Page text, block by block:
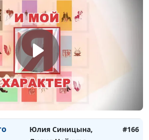
консультант
Юлия Синицына, Лидия
Нейкурс, семейный
консультант
Юлия Синицына, Лидия
Нейкурс, семейный
консультант
Юлия Синицына,
#166